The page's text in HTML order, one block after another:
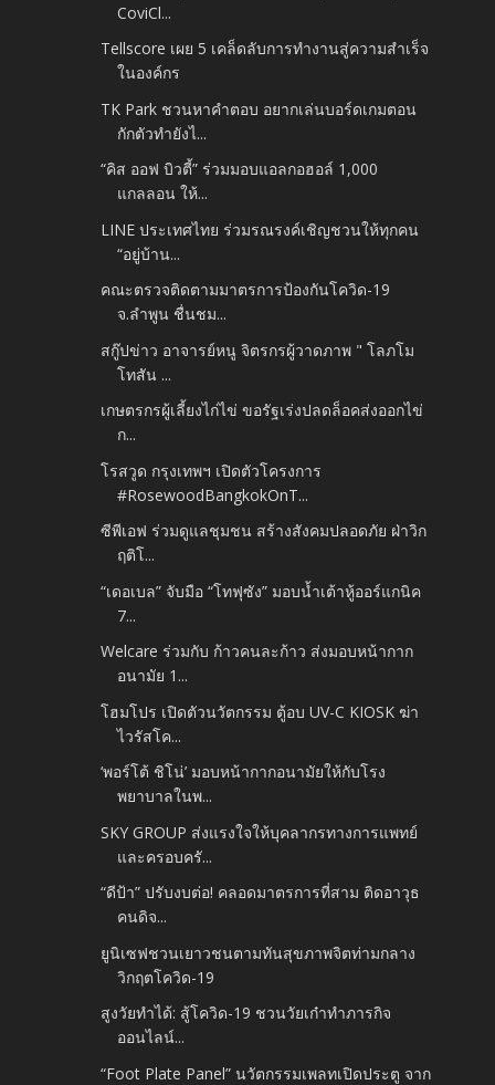
CoviCl...
Tellscore เผย 5 เคล็ดลับการทำงานสู่ความสำเร็จ
ในองค์กร
TK Park ชวนหาคำตอบ อยากเล่นบอร์ดเกมตอน
กักตัวทำยังไ...
“คิส ออฟ บิวตี้” ร่วมมอบแอลกอฮอล์ 1,000
แกลลอน ให้...
LINE ประเทศไทย ร่วมรณรงค์เชิญชวนให้ทุกคน
“อยู่บ้าน...
คณะตรวจติดตามมาตรการป้องกันโควิด-19
จ.ลำพูน ชื่นชม...
สกู๊ปข่าว อาจารย์หนู จิตรกรผู้วาดภาพ " โลภโม
โทสัน ...
เกษตรกรผู้เลี้ยงไก่ไข่ ขอรัฐเร่งปลดล็อคส่งออกไข่
ก...
โรสวูด กรุงเทพฯ เปิดตัวโครงการ
#RosewoodBangkokOnT...
ซีพีเอฟ ร่วมดูแลชุมชน สร้างสังคมปลอดภัย ฝ่าวิก
ฤติโ...
“เดอเบล” จับมือ “โทฟุซัง” มอบน้ำเต้าหู้ออร์แกนิค
7...
Welcare ร่วมกับ ก้าวคนละก้าว ส่งมอบหน้ากาก
อนามัย 1...
โฮมโปร เปิดตัวนวัตกรรม ตู้อบ UV-C KIOSK ฆ่า
ไวรัสโค...
‘พอร์โต้ ชิโน่’ มอบหน้ากากอนามัยให้กับโรง
พยาบาลในพ...
SKY GROUP ส่งแรงใจให้บุคลากรทางการแพทย์
และครอบครั...
“ดีป้า” ปรับงบต่อ! คลอดมาตรการที่สาม ติดอาวุธ
คนดิจ...
ยูนิเซฟชวนเยาวชนตามทันสุขภาพจิตท่ามกลาง
วิกฤตโควิด-19
สูงวัยทำได้: สู้โควิด-19 ชวนวัยเก๋าทำภารกิจ
ออนไลน์...
“Foot Plate Panel” นวัตกรรมเพลทเปิดประตู จาก